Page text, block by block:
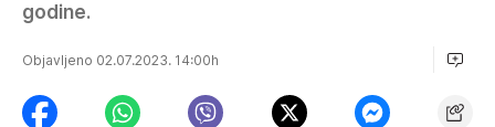
godine.
Objavljeno 02.07.2023. 14:00h